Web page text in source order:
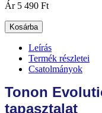
Ár 5 490 Ft
Kosárba
Leírás
Termék részletei
Csatolmányok
Tonon
tapasztalat